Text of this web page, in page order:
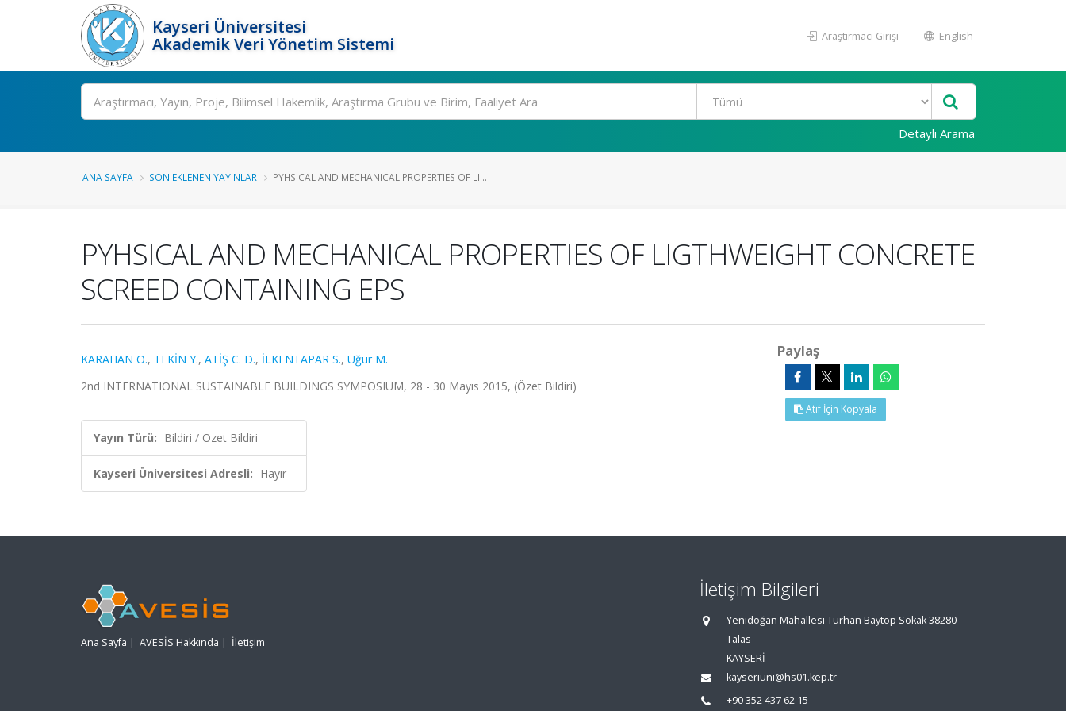
Kayseri Üniversitesi
Akademik Veri Yönetim Sistemi
Araştırmacı Girişi English
Ara
Detaylı Arama
ANA SAYFA SON EKLENEN YAYINLAR PYHSICAL AND MECHANICAL PROPERTIES OF LI...
PYHSICAL AND MECHANICAL PROPERTIES OF LIGTHWEIGHT CONCRETE
SCREED CONTAINING EPS
KARAHAN O., TEKİN Y., ATİŞ C. D., İLKENTAPAR S., Uğur M.
2nd INTERNATIONAL SUSTAINABLE BUILDINGS SYMPOSIUM, 28 - 30 Mayıs 2015, (Özet Bildiri)
Yayın Türü: Bildiri / Özet Bildiri
Kayseri Üniversitesi Adresli: Hayır
Paylaş
Atıf İçin Kopyala
Ana Sayfa | AVESİS Hakkında | İletişim
İletişim Bilgileri
Yenidoğan Mahallesi Turhan Baytop Sokak 38280
Talas
KAYSERİ
kayseriuni@hs01.kep.tr
+90 352 437 62 15